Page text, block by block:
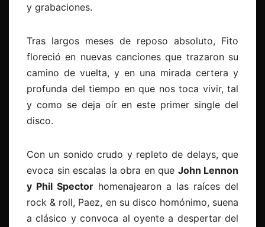
y grabaciones.
Tras largos meses de reposo absoluto, Fito
floreció en nuevas canciones que trazaron su
camino de vuelta, y en una mirada certera y
profunda del tiempo en que nos toca vivir, tal
y como se deja oír en este primer single del
disco.
Con un sonido crudo y repleto de delays, que
evoca sin escalas la obra en que John Lennon
y Phil Spector homenajearon a las raíces del
rock & roll, Paez, en su disco homónimo, suena
a clásico y convoca al oyente a despertar del